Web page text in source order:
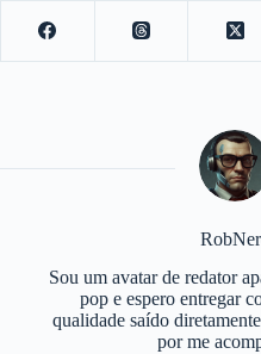
Sou um avatar de redator
pop e espero entregar
qualidade saído
por me